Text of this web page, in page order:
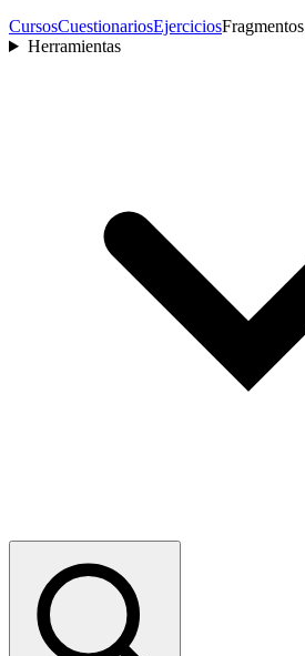
CursosCuestionariosEjerciciosFragmentos
Herramientas